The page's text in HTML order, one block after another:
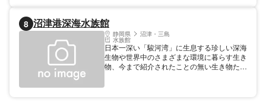
8 沼津港深海水族館
静岡県 沼津・三島
水族館
日本一深い「駿河湾」に生息する珍しい深海
生物や世界中のさまざまな環境に暮らす生き
物、今まで紹介されたことの無い生き物たち